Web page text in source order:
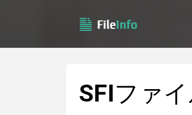
SFIファ